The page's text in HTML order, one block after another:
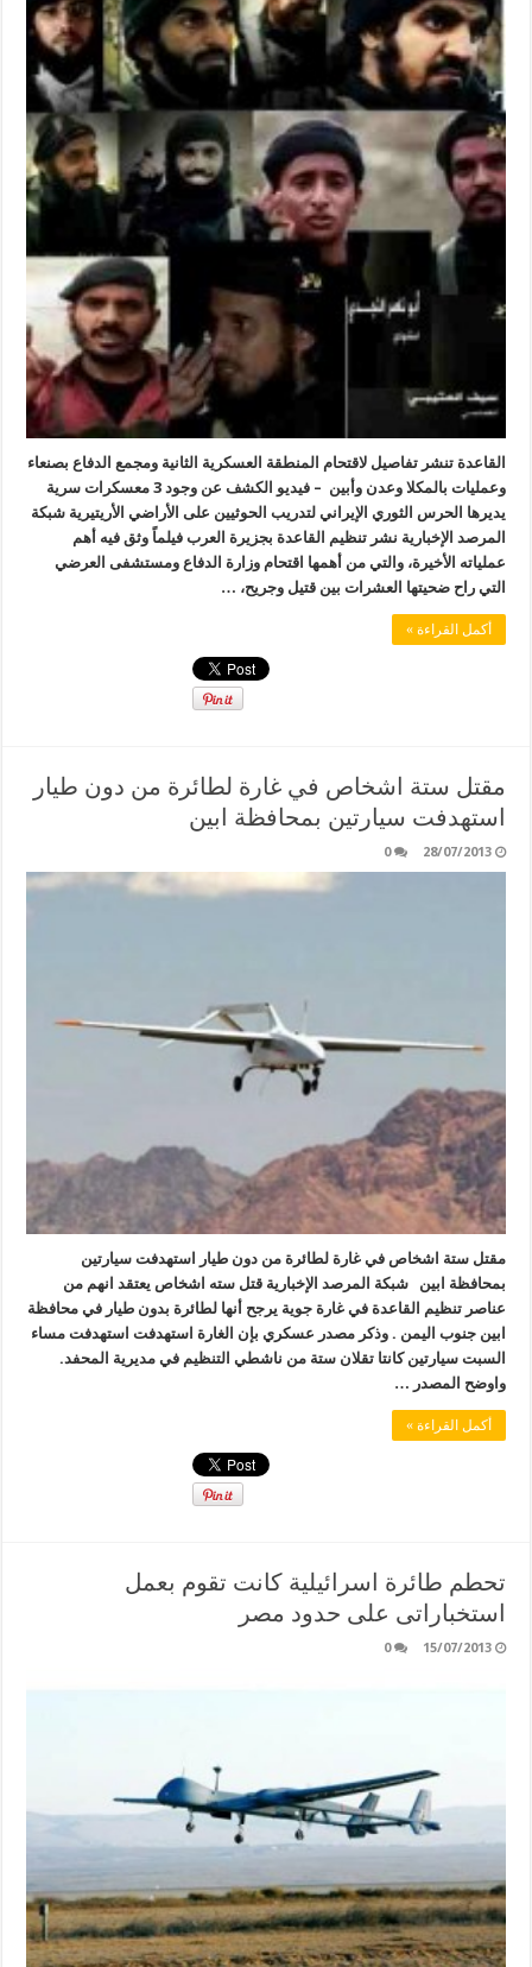
القاعدة تنشر تفاصيل لاقتحام المنطقة العسكرية الثانية ومجمع الدفاع بصنعاء
وعمليات بالمكلا وعدن وأبين – فيديو الكشف عن وجود 3 معسكرات سرية
يديرها الحرس الثوري الإيراني لتدريب الحوثيين على الأراضي الأريتيرية شبكة
المرصد الإخبارية نشر تنظيم القاعدة بجزيرة العرب فيلماً وثق فيه أهم
عملياته الأخيرة، والتي من أهمها اقتحام وزارة الدفاع ومستشفى العرضي
التي راح ضحيتها العشرات بين قتيل وجريح، …
أكمل القراءة »
مقتل ستة اشخاص في غارة لطائرة من دون طيار
استهدفت سيارتين بمحافظة ابين
28/07/2013
0
مقتل ستة اشخاص في غارة لطائرة من دون طيار استهدفت سيارتين
بمحافظة ابين شبكة المرصد الإخبارية قتل سته اشخاص يعتقد انهم من
عناصر تنظيم القاعدة في غارة جوية يرجح أنها لطائرة بدون طيار في محافظة
ابين جنوب اليمن . وذكر مصدر عسكري بإن الغارة استهدفت استهدفت مساء
السبت سيارتين كانتا تقلان ستة من ناشطي التنظيم في مديرية المحفد.
واوضح المصدر …
أكمل القراءة »
تحطم طائرة اسرائيلية كانت تقوم بعمل
استخباراتى على حدود مصر
15/07/2013
0